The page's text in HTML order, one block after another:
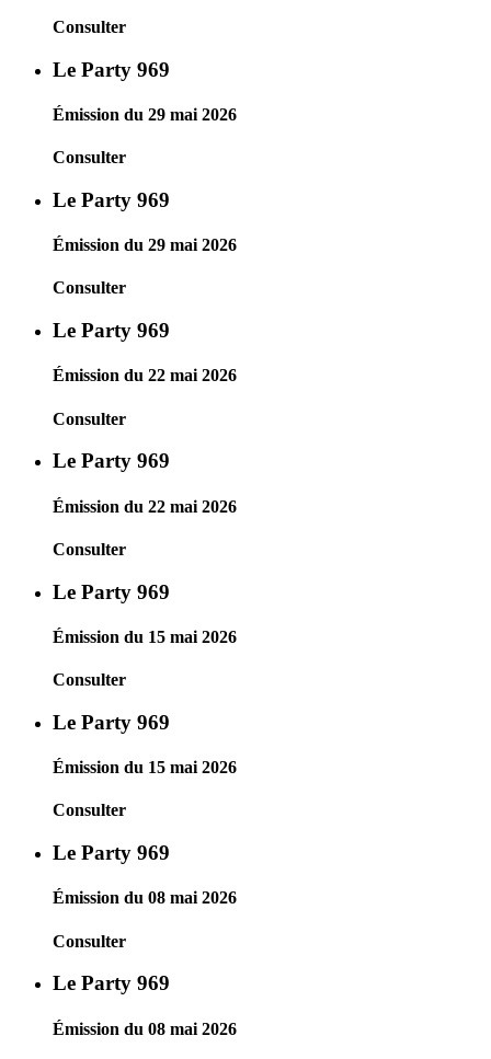
Consulter
Le Party 969
Émission du 29 mai 2026
Consulter
Le Party 969
Émission du 29 mai 2026
Consulter
Le Party 969
Émission du 22 mai 2026
Consulter
Le Party 969
Émission du 22 mai 2026
Consulter
Le Party 969
Émission du 15 mai 2026
Consulter
Le Party 969
Émission du 15 mai 2026
Consulter
Le Party 969
Émission du 08 mai 2026
Consulter
Le Party 969
Émission du 08 mai 2026